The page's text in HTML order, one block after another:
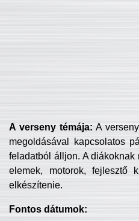
A verseny témája: A
megoldásával kapcsolatos
feladatból álljon. A
elemek, motorok, fejlesztő
elkészítenie.
Fontos dátumok: